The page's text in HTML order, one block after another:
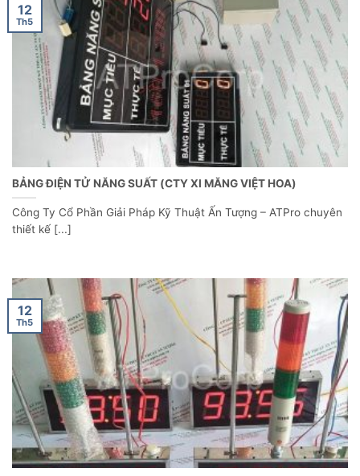
BẢNG ĐIỆN TỬ NĂNG SUẤT (CTY XI MĂNG VIỆT HOA)
Công Ty Cổ Phần Giải Pháp Kỹ Thuật Ấn Tượng – ATPro chuyên
thiết kế [...]
12
Th5
12
Th5